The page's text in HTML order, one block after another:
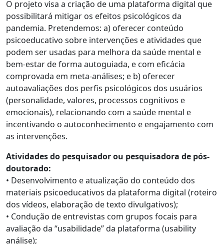
O projeto visa a criação de uma plataforma digital que
possibilitará mitigar os efeitos psicológicos da
pandemia. Pretendemos: a) oferecer conteúdo
psicoeducativo sobre intervenções e atividades que
podem ser usadas para melhora da saúde mental e
bem-estar de forma autoguiada, e com eficácia
comprovada em meta-análises; e b) oferecer
autoavaliações dos perfis psicológicos dos usuários
(personalidade, valores, processos cognitivos e
emocionais), relacionando com a saúde mental e
incentivando o autoconhecimento e engajamento com
as intervenções.
Atividades do pesquisador ou pesquisadora de pós-
doutorado:
• Desenvolvimento e atualização do conteúdo dos
materiais psicoeducativos da plataforma digital (roteiro
dos vídeos, elaboração de texto divulgativos);
• Condução de entrevistas com grupos focais para
avaliação da “usabilidade” da plataforma (usability
análise);